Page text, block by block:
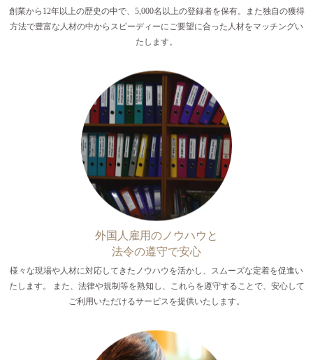
創業から12年以上の歴史の中で、5,000名以上の登録者を保有。また独自の獲得
方法で豊富な人材の中からスピーディーにご要望に合った人材をマッチングい
たします。
外国人雇用のノウハウと
法令の遵守で安心
様々な現場や人材に対応してきたノウハウを活かし、スムーズな定着を促進い
たします。 また、法律や規制等を熟知し、これらを遵守することで、安心して
ご利用いただけるサービスを提供いたします。